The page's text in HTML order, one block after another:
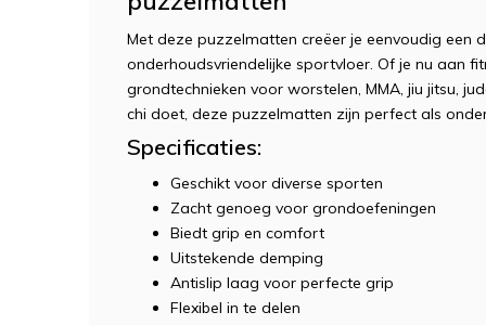
Met deze puzzelmatten creëer je eenvoudig een
onderhoudsvriendelijke sportvloer. Of je nu aan
grondtechnieken voor worstelen, MMA, jiu jitsu,
chi doet, deze puzzelmatten zijn perfect als
Specificaties:
Geschikt voor diverse sporten
Zacht genoeg voor grondoefeningen
Biedt grip en comfort
Uitstekende demping
Antislip laag voor perfecte grip
Flexibel in te delen